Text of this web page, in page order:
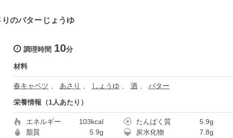
のバターじょうゆ
調理時間 10分
材料
春キャベツ あさり しょうゆ 酒 バター
栄養情報（1人あたり）
エネルギー 103kcal たんぱく質
5.9g
脂質
5.9g 炭水化物
7.8g